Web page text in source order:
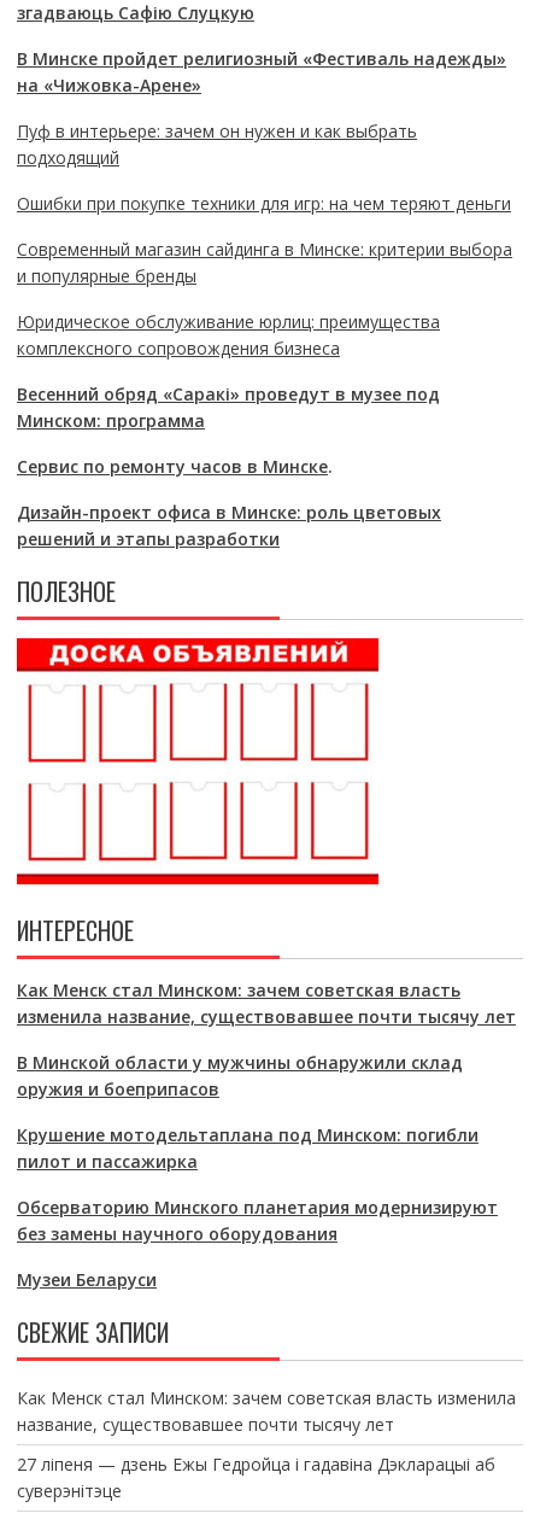
згадваюць Сафію Слуцкую
В Минске пройдет религиозный «Фестиваль надежды»
на «Чижовка-Арене»
Пуф в интерьере: зачем он нужен и как выбрать
подходящий
Ошибки при покупке техники для игр: на чем теряют деньги
Современный магазин сайдинга в Минске: критерии выбора
и популярные бренды
Юридическое обслуживание юрлиц: преимущества
комплексного сопровождения бизнеса
Весенний обряд «Саракі» проведут в музее под
Минском: программа
Сервис по ремонту часов в Минске.
Дизайн-проект офиса в Минске: роль цветовых
решений и этапы разработки
ПОЛЕЗНОЕ
ИНТЕРЕСНОЕ
Как Менск стал Минском: зачем советская власть
изменила название, существовавшее почти тысячу лет
В Минской области у мужчины обнаружили склад
оружия и боеприпасов
Крушение мотодельтаплана под Минском: погибли
пилот и пассажирка
Обсерваторию Минского планетария модернизируют
без замены научного оборудования
Музеи Беларуси
СВЕЖИЕ ЗАПИСИ
Как Менск стал Минском: зачем советская власть изменила
название, существовавшее почти тысячу лет
27 ліпеня — дзень Ежы Гедройца і гадавіна Дэкларацыі аб
суверэнітэце